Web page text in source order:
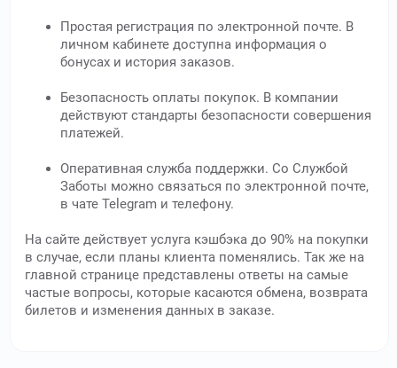
Простая регистрация по электронной почте. В
личном кабинете доступна информация о
бонусах и история заказов.
Безопасность оплаты покупок. В компании
действуют стандарты безопасности совершения
платежей.
Оперативная служба поддержки. Со Службой
Заботы можно связаться по электронной почте,
в чате Telegram и телефону.
На сайте действует услуга кэшбэка до 90% на покупки
в случае, если планы клиента поменялись. Так же на
главной странице представлены ответы на самые
частые вопросы, которые касаются обмена, возврата
билетов и изменения данных в заказе.